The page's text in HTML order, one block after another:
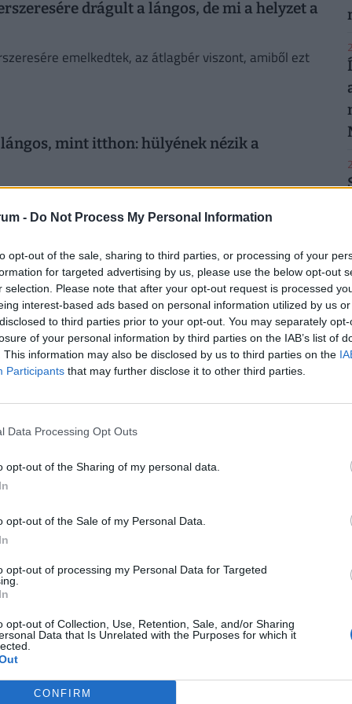
- Do Not Process My Personal Information
opt-out of the sale, sharing to third parties, or processing of your
for targeted advertising by us, please use the below opt-out
selection. Please note that after your opt-out request is processed
interest-based ads based on personal information utilized by us
to third parties prior to your opt-out. You may separately
of your personal information by third parties on the IAB’s list of
This information may also be disclosed by us to third parties on the
Participants that may further disclose it to other third parties.
Data Processing Opt Outs
opt-out of the Sharing of my personal data.
opt-out of the Sale of my Personal Data.
opt-out of processing my Personal Data for Targeted
opt-out of Collection, Use, Retention, Sale, and/or Sharing
Data that Is Unrelated with the Purposes for which it
CONFIRM
drágult a lángos, de mi a helyzet a
emelkedtek, az átlagbér viszont, amiből ezt
mint itthon: hülyének nézik a
még lángost is lehetett vásárolni - a döbbenet az,
forint 10 dkg hekk, 2000 a rántott sajt, 1700 a
dekagrammonként, a süllő ára 1400, a keszegé 900
hiszed el, mennyit ér egy egyszerű
a sajtos-tejfölös lángos, a háttérben ennél jóval
a legendás Halsütő 2026-os étlapja
Mutatjuk, mennyibe kerül 2026-ban egy átlagos
büféiben: penészes gépek és mosatlan